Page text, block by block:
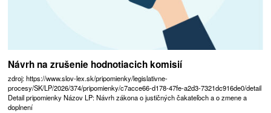
Návrh na zrušenie hodnotiacich komisií
zdroj: https://www.slov-lex.sk/pripomienky/legislativne-
procesy/SK/LP/2026/374/pripomienky/c7acce66-d178-47fe-a2d3-7321dc916de0/detail
Detail pripomienky Názov LP: Návrh zákona o justičných čakateľoch a o zmene a
doplnení